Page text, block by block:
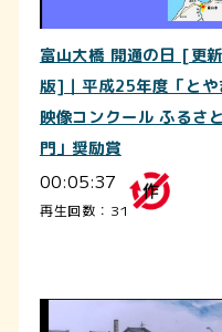
富山大橋 開通の日 [更新
版]｜平成25年度「とや
映像コンクール ふるさ
門」奨励賞
00:05:37
再生回数：31